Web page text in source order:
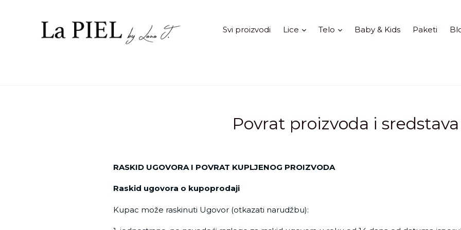
Svi proizvodi Lice Proširi
Telo ProširiBaby & Kids Paketi
Povrat proizvoda i sredstava
RASKID UGOVORA I POVRAT KUPLJENOG PROIZVODA
Raskid ugovora o kupoprodaji
Kupac može raskinuti Ugovor (otkazati narudžbu):